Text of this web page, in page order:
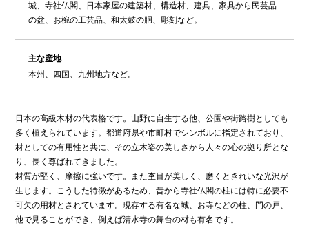
城、寺社仏閣、日本家屋の建築材、構造材、建具、家具から民芸品
の盆、お椀の工芸品、和太鼓の胴、彫刻など。
主な産地
本州、四国、九州地方など。
日本の高級木材の代表格です。山野に自生する他、公園や街路樹としても
多く植えられています。都道府県や市町村でシンボルに指定されており、
材としての有用性と共に、その立木姿の美しさから人々の心の拠り所とな
り、長く尊ばれてきました。
材質が堅く、摩擦に強いです。また杢目が美しく、磨くときれいな光沢が
生じます。こうした特徴があるため、昔から寺社仏閣の柱には特に必要不
可欠の用材とされています。現存する有名な城、お寺などの柱、門の戸、
他で見ることができ、例えば清水寺の舞台の材も有名です。